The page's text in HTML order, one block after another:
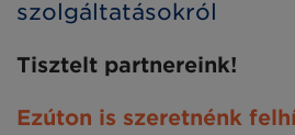
szolgáltatásokról
Tisztelt partnereink!
Ezúton is szeretnénk